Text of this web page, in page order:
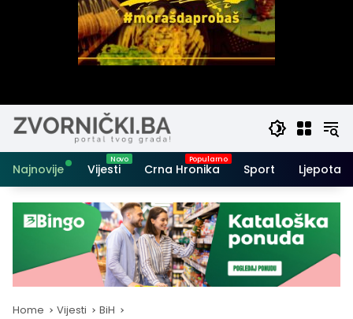
Najnovije Vijesti Crna Hronika Sport Ljepota i
Home Vijesti BiH